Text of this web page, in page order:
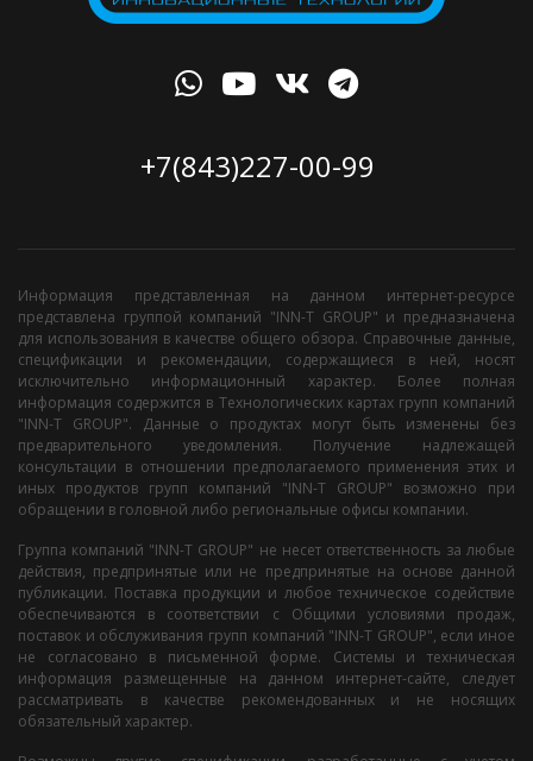
+7(843)227-00-99
Информация представленная на данном интернет-ресурсе
представлена группой компаний "INN-T GROUP" и предназначена
для использования в качестве общего обзора. Справочные данные,
спецификации и рекомендации, содержащиеся в ней, носят
исключительно информационный характер. Более полная
информация содержится в Технологических картах групп компаний
"INN-T GROUP". Данные о продуктах могут быть изменены без
предварительного уведомления. Получение надлежащей
консультации в отношении предполагаемого применения этих и
иных продуктов групп компаний "INN-T GROUP" возможно при
обращении в головной либо региональные офисы компании.
Группа компаний "INN-T GROUP" не несет ответственность за любые
действия, предпринятые или не предпринятые на основе данной
публикации. Поставка продукции и любое техническое содействие
обеспечиваются в соответствии с Общими условиями продаж,
поставок и обслуживания групп компаний "INN-T GROUP", если иное
не согласовано в письменной форме. Системы и техническая
информация размещенные на данном интернет-сайте, следует
рассматривать в качестве рекомендованных и не носящих
обязательный характер.